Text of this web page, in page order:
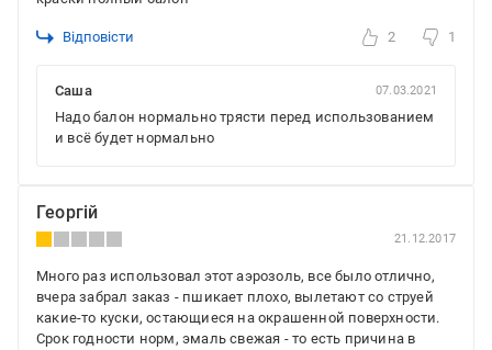
Відповісти 2 1
Саша 07.03.2021
Надо балон нормально трясти перед использованием
и всё будет нормально
Георгій
21.12.2017
Много раз использовал этот аэрозоль, все было отлично,
вчера забрал заказ - пшикает плохо, вылетают со струей
какие-то куски, остающиеся на окрашенной поверхности.
Срок годности норм, эмаль свежая - то есть причина в